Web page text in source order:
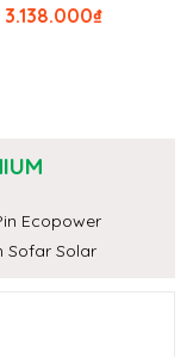
₫
3.138.000
Ecopower
Sofar Solar